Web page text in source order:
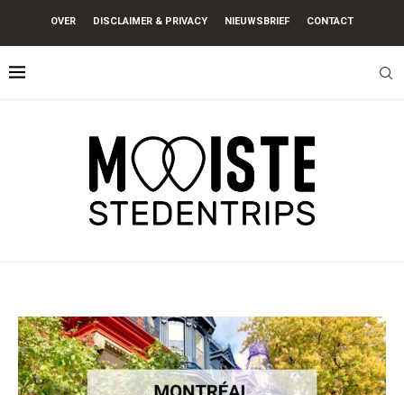
OVER DISCLAIMER & PRIVACY NIEUWSBRIEF CONTACT